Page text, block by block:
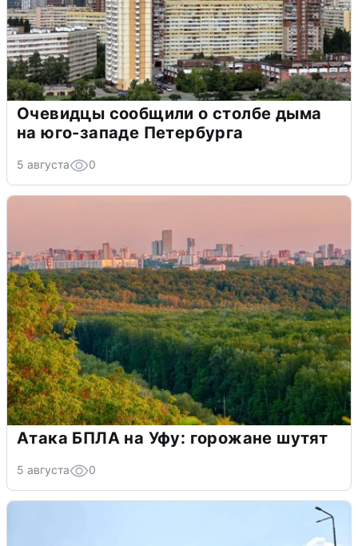
Очевидцы сообщили о столбе дыма
на юго-западе Петербурга
5 августа 0
Атака БПЛА на Уфу: горожане шутят
5 августа 0